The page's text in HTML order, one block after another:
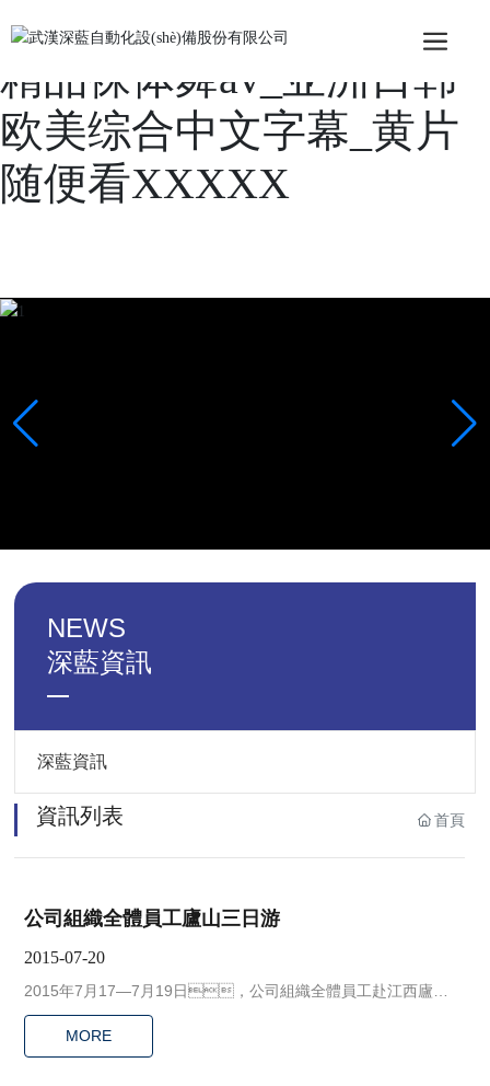
亚洲第一网站免费视频_
精品裸体舞av_亚洲日韩
欧美综合中文字幕_黄片
随便看XXXXX
NEWS
深藍資訊
深藍資訊
資訊列表 首頁
公司組織全體員工廬山三日游
2015-07-20
2015年7月17—7月19日，公司組織全體員工赴江西廬山
三日游。
MORE